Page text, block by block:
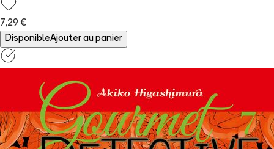
7,29 €
DisponibleAjouter au panier